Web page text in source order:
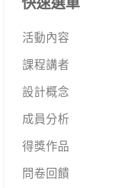
活動內容
課程講者
設計概念
成員分析
得獎作品
問卷回饋